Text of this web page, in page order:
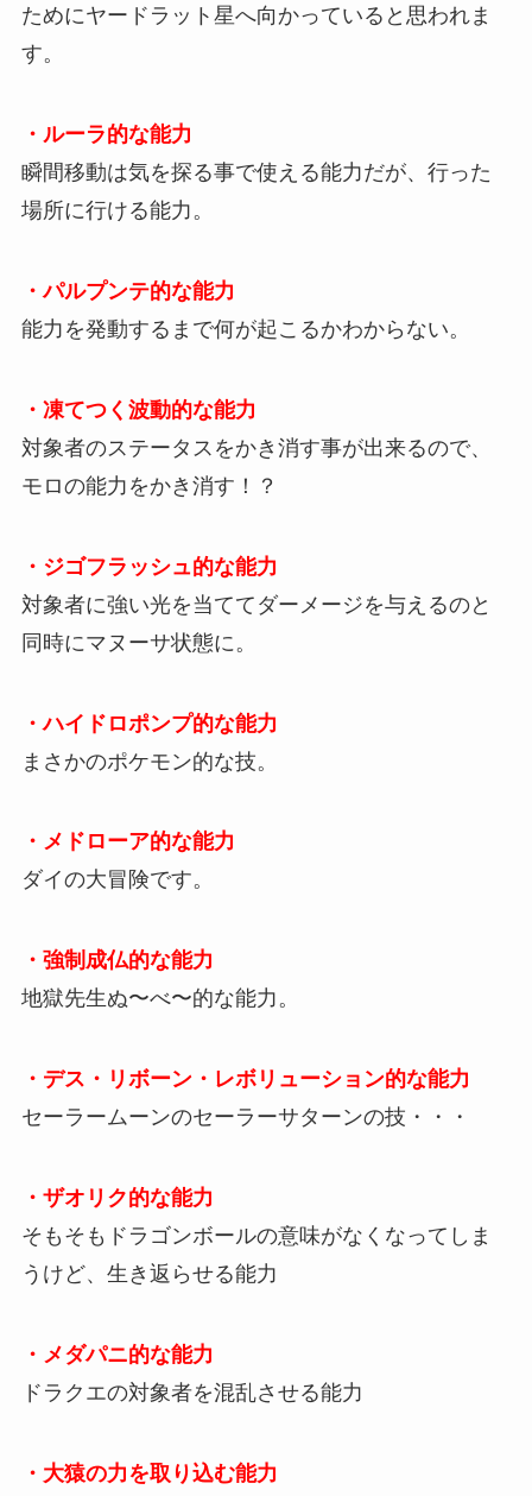
ためにヤードラット星へ向かっていると思われま
す。
・ルーラ的な能力
瞬間移動は気を探る事で使える能力だが、行った
場所に行ける能力。
・パルプンテ的な能力
能力を発動するまで何が起こるかわからない。
・凍てつく波動的な能力
対象者のステータスをかき消す事が出来るので、
モロの能力をかき消す！？
・ジゴフラッシュ的な能力
対象者に強い光を当ててダーメージを与えるのと
同時にマヌーサ状態に。
・ハイドロポンプ的な能力
まさかのポケモン的な技。
・メドローア的な能力
ダイの大冒険です。
・強制成仏的な能力
地獄先生ぬ〜べ〜的な能力。
・デス・リボーン・レボリューション的な能力
セーラームーンのセーラーサターンの技・・・
・ザオリク的な能力
そもそもドラゴンボールの意味がなくなってしま
うけど、生き返らせる能力
・メダパニ的な能力
ドラクエの対象者を混乱させる能力
・大猿の力を取り込む能力